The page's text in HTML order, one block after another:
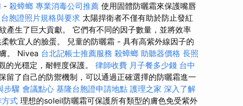
- 殺蟑螂 專業消毒公司推薦 使用固體防曬霜來保護嘴唇
台胞證照片規格與要求 太陽捍衛者不僅有助於防止發紅
產生了巨大貢獻。 它們有不同的因子數量，並將效率
軟宜人的臉蛋。 兒童的防曬霜 - 具有高紫外線因子的
。 Nivea 台北記帳士推薦服務 殺蟑螂 助聽器價格 長照
的光穩定，耐輕度保護。 律師收費 月子餐多少錢 台中
留了自己的防禦機制，可以通過正確選擇的防曬霜進一
步驟 會議點心 基隆台胞證申請地點 護理之家 深入了解
方式 理想的soleil防曬霜可保護所有類型的膚色免受紫外